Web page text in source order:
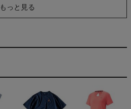
もっと見る